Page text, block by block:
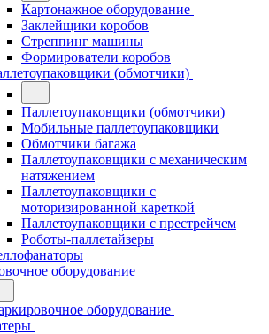
Картонажное оборудование
Заклейщики коробов
Стреппинг машины
Формирователи коробов
(обмотчики)
Паллетоупаковщики (обмотчики)
Мобильные паллетоупаковщики
Обмотчики багажа
Паллетоупаковщики с механическим
натяжением
Паллетоупаковщики с
моторизированной кареткой
Паллетоупаковщики с престрейчем
Роботы-паллетайзеры
оборудование
оборудование